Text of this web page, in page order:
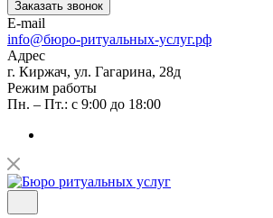
Заказать звонок
E-mail
info@бюро-ритуальных-услуг.рф
Адрес
г. Киржач, ул. Гагарина, 28д
Режим работы
Пн. – Пт.: с 9:00 до 18:00